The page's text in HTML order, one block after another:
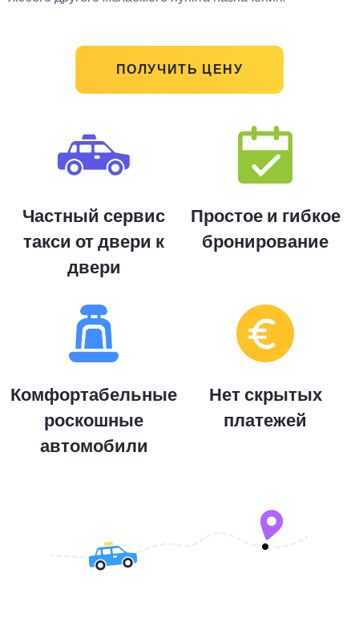
ПОЛУЧИТЬ ЦЕНУ
Частный сервис
такси от двери к
двери
Простое и гибкое
бронирование
Комфортабельные
роскошные
автомобили
Нет скрытых
платежей